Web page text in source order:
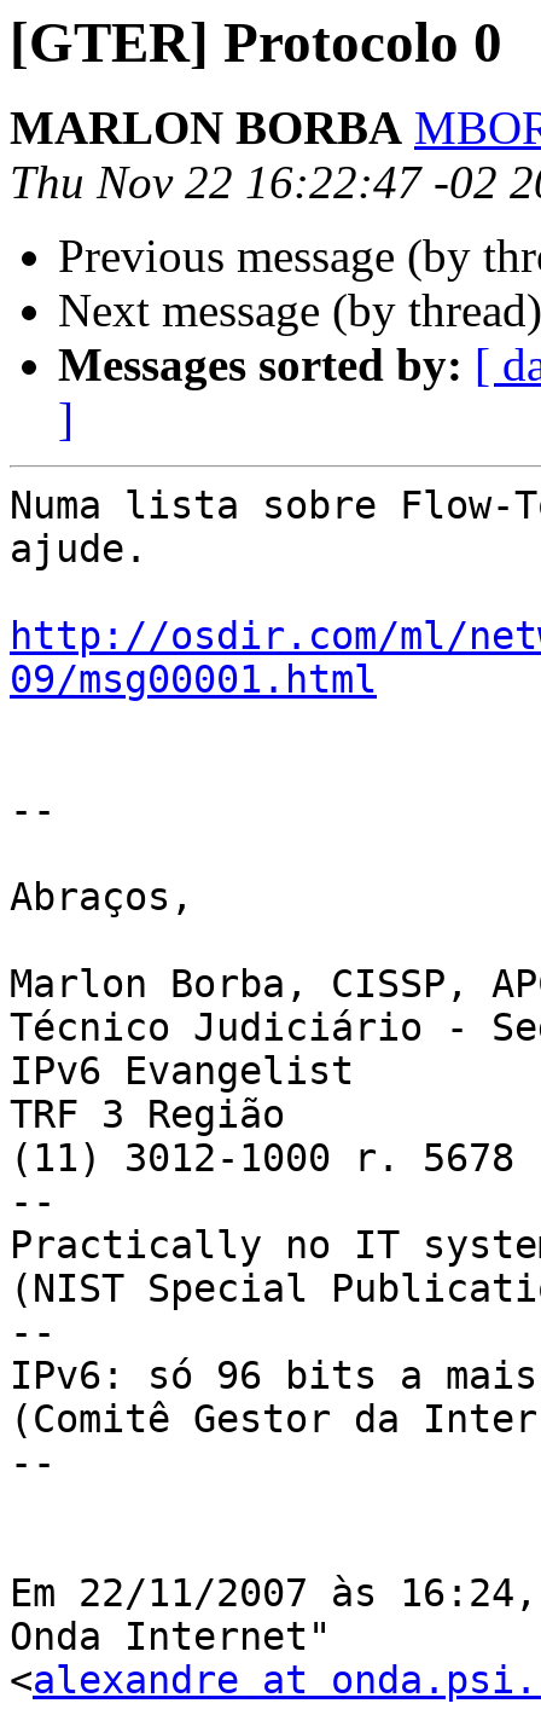
[GTER] Protocolo 0
MARLON BORBA
Thu Nov 22 16:22:47 -02
Previous message (by
Next message (by
Messages sorted by: [
]
Numa lista sobre
ajude.
http://osdir.com/ml/
09/msg00001.html
--
Abraços,
Marlon Borba, CISSP,
Técnico Judiciário -
IPv6 Evangelist
TRF 3 Região
(11) 3012-1000 r. 5678
--
Practically no IT
(NIST Special
--
IPv6: só 96 bits a mais
(Comitê Gestor da
--
Em 22/11/2007 às
Onda Internet"
<alexandre at